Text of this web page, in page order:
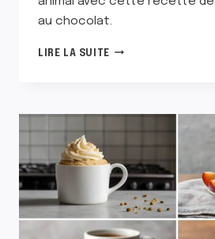
au chocolat.
LIRE LA SUITEMUG
CHOCOLAT